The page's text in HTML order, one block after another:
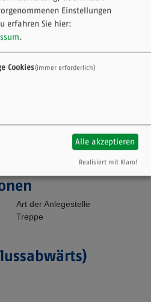
Vesper in die Klosterstube des
Ortsteilen bietet preisgünstige und
an.
Ende des Knabenweges, der von
Main abzweigt. Es besteht auch die
einem Anhänger anzufahren.
Art der Anlegestelle
Treppe
Einstellungen
erfahren Sie hier:
.
Cookies(immer erforderlich)
Alle akzeptieren
Realisiert mit Klaro!